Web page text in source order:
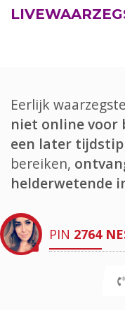
Eerlijk
niet online voor
een later tijdstip
bereiken,
helderwetende
PIN 2764